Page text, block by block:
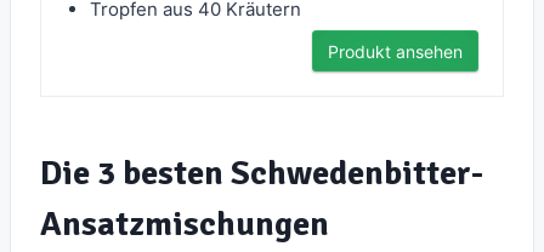
Tropfen aus 40 Kräutern
Produkt ansehen
Die 3 besten Schwedenbitter-
Ansatzmischungen